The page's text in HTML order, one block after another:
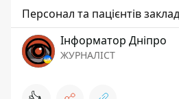
Персонал та пацієнтів
Інформатор Дніпро
ЖУРНАЛІСТ